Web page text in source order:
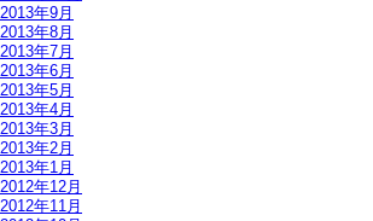
2013年9月
2013年8月
2013年7月
2013年6月
2013年5月
2013年4月
2013年3月
2013年2月
2013年1月
2012年12月
2012年11月